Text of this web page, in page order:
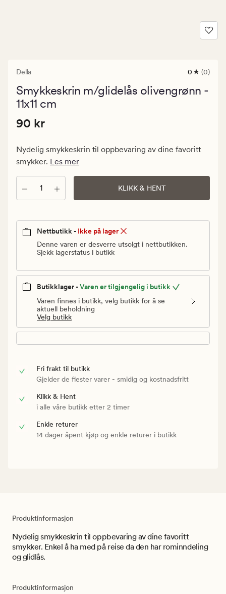
Della
0
med
0 (0)
Smykkeskrin m/glidelås olivengrønn -
11x11 cm
Pris
Vanlig
pris
90
kr
Pris 90 kr
90 kr
Nydelig smykkeskrin til oppbevaring av dine favoritt
smykker. Les mer
Antall KLIKK & HENT
Nettbutikk - Ikke på lager
Denne varen er desverre utsolgt i nettbutikken.
Sjekk lagerstatus i butikk
Butikklager -Varen er tilgjengelig i butikk
Varen finnes i butikk, velg butikk for å se
aktuell beholdning
Velg butikk
Fri frakt til butikk
Gjelder de flester varer - smidig og kostnadsfritt
Klikk & Hent
i alle våre butikk etter 2 timer
Enkle returer
14 dager åpent kjøp og enkle returer i butikk
Produktinformasjon
Nydelig smykkeskrin til oppbevaring av dine favoritt
smykker. Enkel å ha med på reise da den har rominndeling
og glidlås.
Produktinformasjon